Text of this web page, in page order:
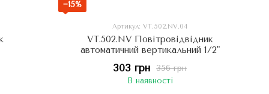
−15%
Артикул: VT.502.NV.04
VT.502.NV Повітровідвідник
автоматичний вертикальний 1/2"
356 грн
303 грн
В наявності